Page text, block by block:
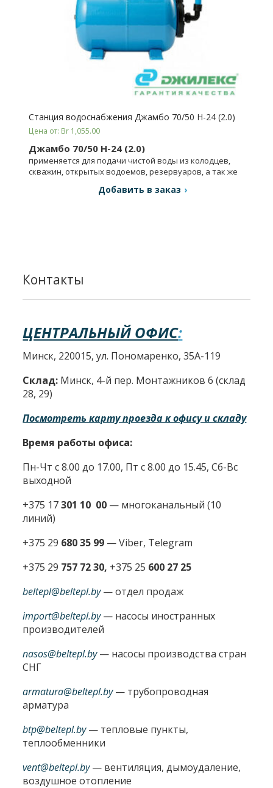
Станция водоснабжения Джамбо 70/50 Н-24 (2.0)
Цена от: Br 1,055.00
Джамбо 70/50 Н-24 (2.0)
применяется для подачи чистой воды из колодцев,
скважин, открытых водоемов, резервуаров, а так же
Добавить в заказ
Контакты
ЦЕНТРАЛЬНЫЙ ОФИС:
Минск, 220015, ул. Пономаренко, 35А-119
Склад: Минск, 4-й пер. Монтажников 6 (склад
28, 29)
Посмотреть карту проезда к офису и складу
Время работы офиса:
Пн-Чт с 8.00 до 17.00, Пт с 8.00 до 15.45, Сб-Вс
выходной
+375 17301 10 00 — многоканальный (10
линий)
+375 29 680 35 99 — Viber, Telegram
+375 29 757 72 30, +375 25 600 27 25
beltepl@beltepl.by— отдел продаж
import@beltepl.by— насосы иностранных
производителей
nasos@beltepl.by— насосы производства стран
СНГ
armatura@beltepl.by— трубопроводная
арматура
btp@beltepl.by— тепловые пункты,
теплообменники
vent@beltepl.by— вентиляция, дымоудаление,
воздушное отопление